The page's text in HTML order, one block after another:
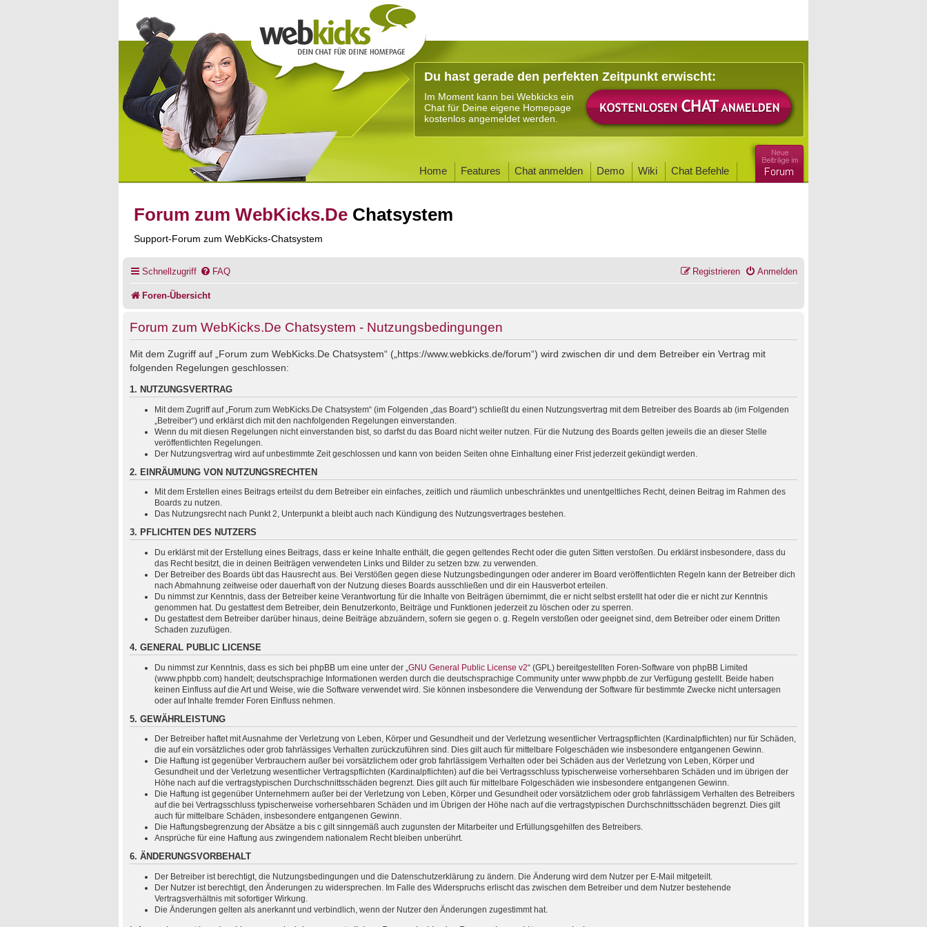
Du hast gerade den perfekten Zeitpunkt erwischt:
Im Moment kann bei Webkicks ein
Chat für Deine eigene Homepage
kostenlos angemeldet werden.
Home Features Chat anmelden Demo Wiki Chat Befehle
Forum zum WebKicks.De Chatsystem
Support-Forum zum WebKicks-Chatsystem
Schnellzugriff FAQ Anmelden
Registrieren
Foren-Übersicht
Forum zum WebKicks.De Chatsystem - Nutzungsbedingungen
Mit dem Zugriff auf „Forum zum WebKicks.De Chatsystem“ („https://www.webkicks.de/forum“) wird zwischen dir und dem Betreiber ein Vertrag mit
folgenden Regelungen geschlossen:
1. NUTZUNGSVERTRAG
Mit dem Zugriff auf „Forum zum WebKicks.De Chatsystem“ (im Folgenden „das Board“) schließt du einen Nutzungsvertrag mit dem Betreiber des Boards ab (im Folgenden
„Betreiber“) und erklärst dich mit den nachfolgenden Regelungen einverstanden.
Wenn du mit diesen Regelungen nicht einverstanden bist, so darfst du das Board nicht weiter nutzen. Für die Nutzung des Boards gelten jeweils die an dieser Stelle
veröffentlichten Regelungen.
Der Nutzungsvertrag wird auf unbestimmte Zeit geschlossen und kann von beiden Seiten ohne Einhaltung einer Frist jederzeit gekündigt werden.
2. EINRÄUMUNG VON NUTZUNGSRECHTEN
Mit dem Erstellen eines Beitrags erteilst du dem Betreiber ein einfaches, zeitlich und räumlich unbeschränktes und unentgeltliches Recht, deinen Beitrag im Rahmen des
Boards zu nutzen.
Das Nutzungsrecht nach Punkt 2, Unterpunkt a bleibt auch nach Kündigung des Nutzungsvertrages bestehen.
3. PFLICHTEN DES NUTZERS
Du erklärst mit der Erstellung eines Beitrags, dass er keine Inhalte enthält, die gegen geltendes Recht oder die guten Sitten verstoßen. Du erklärst insbesondere, dass du
das Recht besitzt, die in deinen Beiträgen verwendeten Links und Bilder zu setzen bzw. zu verwenden.
Der Betreiber des Boards übt das Hausrecht aus. Bei Verstößen gegen diese Nutzungsbedingungen oder anderer im Board veröffentlichten Regeln kann der Betreiber dich
nach Abmahnung zeitweise oder dauerhaft von der Nutzung dieses Boards ausschließen und dir ein Hausverbot erteilen.
Du nimmst zur Kenntnis, dass der Betreiber keine Verantwortung für die Inhalte von Beiträgen übernimmt, die er nicht selbst erstellt hat oder die er nicht zur Kenntnis
genommen hat. Du gestattest dem Betreiber, dein Benutzerkonto, Beiträge und Funktionen jederzeit zu löschen oder zu sperren.
Du gestattest dem Betreiber darüber hinaus, deine Beiträge abzuändern, sofern sie gegen o. g. Regeln verstoßen oder geeignet sind, dem Betreiber oder einem Dritten
Schaden zuzufügen.
4. GENERAL PUBLIC LICENSE
Du nimmst zur Kenntnis, dass es sich bei phpBB um eine unter der „GNU General Public License v2“ (GPL) bereitgestellten Foren-Software von phpBB Limited
(www.phpbb.com) handelt; deutschsprachige Informationen werden durch die deutschsprachige Community unter www.phpbb.de zur Verfügung gestellt. Beide haben
keinen Einfluss auf die Art und Weise, wie die Software verwendet wird. Sie können insbesondere die Verwendung der Software für bestimmte Zwecke nicht untersagen
oder auf Inhalte fremder Foren Einfluss nehmen.
5. GEWÄHRLEISTUNG
Der Betreiber haftet mit Ausnahme der Verletzung von Leben, Körper und Gesundheit und der Verletzung wesentlicher Vertragspflichten (Kardinalpflichten) nur für Schäden,
die auf ein vorsätzliches oder grob fahrlässiges Verhalten zurückzuführen sind. Dies gilt auch für mittelbare Folgeschäden wie insbesondere entgangenen Gewinn.
Die Haftung ist gegenüber Verbrauchern außer bei vorsätzlichem oder grob fahrlässigem Verhalten oder bei Schäden aus der Verletzung von Leben, Körper und
Gesundheit und der Verletzung wesentlicher Vertragspflichten (Kardinalpflichten) auf die bei Vertragsschluss typischerweise vorhersehbaren Schäden und im übrigen der
Höhe nach auf die vertragstypischen Durchschnittsschäden begrenzt. Dies gilt auch für mittelbare Folgeschäden wie insbesondere entgangenen Gewinn.
Die Haftung ist gegenüber Unternehmern außer bei der Verletzung von Leben, Körper und Gesundheit oder vorsätzlichem oder grob fahrlässigem Verhalten des Betreibers
auf die bei Vertragsschluss typischerweise vorhersehbaren Schäden und im Übrigen der Höhe nach auf die vertragstypischen Durchschnittsschäden begrenzt. Dies gilt
auch für mittelbare Schäden, insbesondere entgangenen Gewinn.
Die Haftungsbegrenzung der Absätze a bis c gilt sinngemäß auch zugunsten der Mitarbeiter und Erfüllungsgehilfen des Betreibers.
Ansprüche für eine Haftung aus zwingendem nationalem Recht bleiben unberührt.
6. ÄNDERUNGSVORBEHALT
Der Betreiber ist berechtigt, die Nutzungsbedingungen und die Datenschutzerklärung zu ändern. Die Änderung wird dem Nutzer per E-Mail mitgeteilt.
Der Nutzer ist berechtigt, den Änderungen zu widersprechen. Im Falle des Widerspruchs erlischt das zwischen dem Betreiber und dem Nutzer bestehende
Vertragsverhältnis mit sofortiger Wirkung.
Die Änderungen gelten als anerkannt und verbindlich, wenn der Nutzer den Änderungen zugestimmt hat.